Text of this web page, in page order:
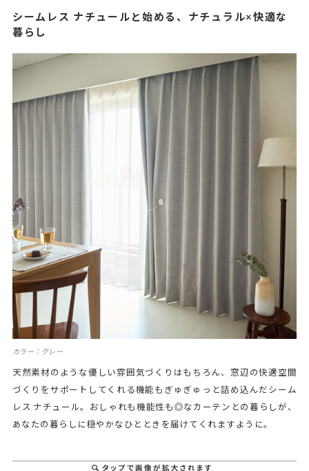
シームレス ナチュールと始める、ナチュラル×快適な
暮らし
カラー：グレー
天然素材のような優しい雰囲気づくりはもちろん、窓辺の快適空間
づくりをサポートしてくれる機能もぎゅぎゅっと詰め込んだシーム
レス ナチュール。おしゃれも機能性も◎なカーテンとの暮らしが、
あなたの暮らしに穏やかなひとときを届けてくれますように。